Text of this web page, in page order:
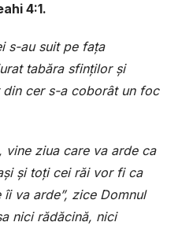
4:1.
s-au suit pe fața
tabăra sfinților și
cer s-a coborât un foc
vine ziua care va arde ca
și toți cei răi vor fi ca
va arde”, zice Domnul
nici rădăcină, nici